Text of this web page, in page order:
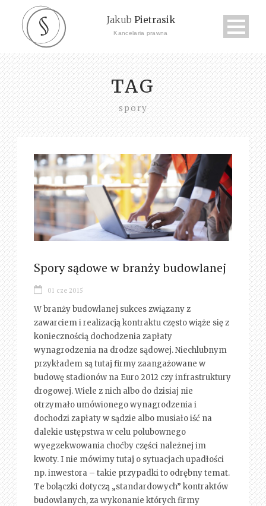
Jakub Pietrasik
Kancelaria prawna
TAG
spory
Spory sądowe w branży budowlanej
01 cze 2015
W branży budowlanej sukces związany z
zawarciem i realizacją kontraktu często wiąże się z
koniecznością dochodzenia zapłaty
wynagrodzenia na drodze sądowej. Niechlubnym
przykładem są tutaj firmy zaangażowane w
budowę stadionów na Euro 2012 czy infrastruktury
drogowej. Wiele z nich albo do dzisiaj nie
otrzymało umówionego wynagrodzenia i
dochodzi zapłaty w sądzie albo musiało iść na
dalekie ustępstwa w celu polubownego
wyegzekwowania choćby części należnej im
kwoty. I nie mówimy tutaj o sytuacjach upadłości
np. inwestora – takie przypadki to odrębny temat.
Te bolączki dotyczą „standardowych” kontraktów
budowlanych, za wykonanie których firmy